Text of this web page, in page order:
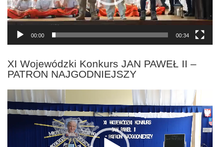
00:00 00:34
XI Wojewódzki Konkurs JAN PAWEŁ II –
PATRON NAJGODNIEJSZY
Odtwarzacz
video